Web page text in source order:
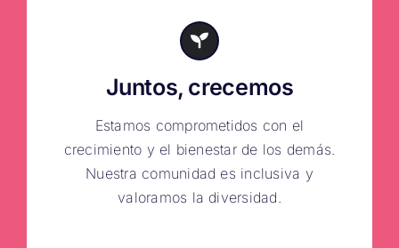
Juntos, crecemos
Estamos comprometidos con el
crecimiento y el bienestar de los demás.
Nuestra comunidad es inclusiva y
valoramos la diversidad.